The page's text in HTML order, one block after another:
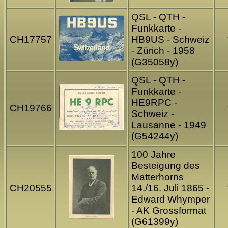
CH17757
QSL - QTH -
Funkkarte -
HB9US - Schweiz
- Zürich - 1958
(G35058y)
CH19766
QSL - QTH -
Funkkarte -
HE9RPC -
Schweiz -
Lausanne - 1949
(G54244y)
CH20555
100 Jahre
Besteigung des
Matterhorns
14./16. Juli 1865 -
Edward Whymper
- AK Grossformat
(G61399y)